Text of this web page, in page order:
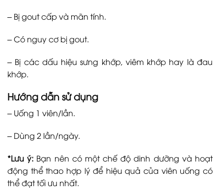
– Bị gout cấp và mãn tính.
– Có nguy cơ bị gout.
– Bị các dấu hiệu sưng khớp, viêm khớp hay là đau
khớp.
Hướng dẫn sử dụng
– Uống 1 viên/lần.
– Dùng 2 lần/ngày.
*Lưu ý: Bạn nên có một chế độ dinh dưỡng và hoạt
động thể thao hợp lý để hiệu quả của viên uống có
thể đạt tối ưu nhất.